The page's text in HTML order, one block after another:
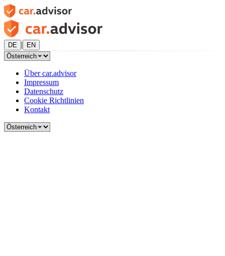
DE | EN
Über car.advisor
Impressum
Datenschutz
Cookie Richtlinien
Kontakt